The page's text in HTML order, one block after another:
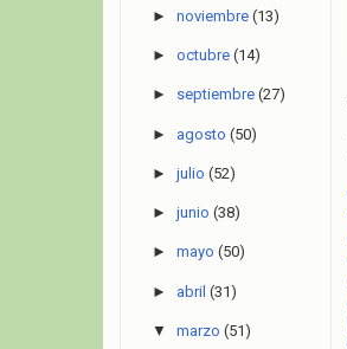
► noviembre (13)
► octubre (14)
► septiembre (27)
► agosto (50)
► julio (52)
► junio (38)
► mayo (50)
► abril (31)
▼ marzo (51)